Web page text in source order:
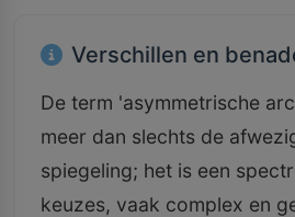
Verschillen en
De term 'asymmetrische
meer dan slechts de
spiegeling; het is een
keuzes, vaak complex en